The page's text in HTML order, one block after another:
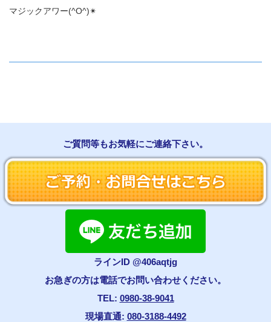
マジックアワー(^O^)✴︎
ご質問等もお気軽にご連絡下さい。
ラインID @406aqtjg
お急ぎの方は電話でお問い合わせください。
TEL: 0980-38-9041
現場直通: 080-3188-4492